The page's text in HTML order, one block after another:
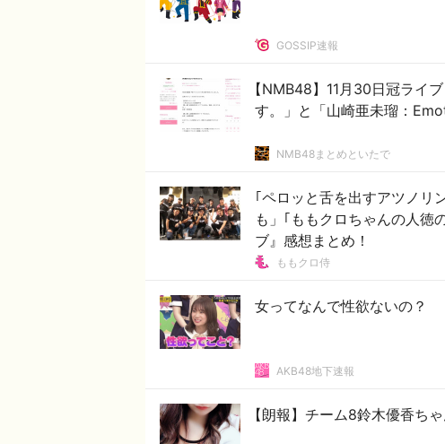
GOSSIP速報
【NMB48】11月30日冠ライ
す。」と「山崎亜未瑠：
NMB48まとめといたで
｢ペロッと舌を出すアツノリ
も」｢ももクロちゃんの人徳
ブ』感想まとめ！
ももクロ侍
女ってなんで性欲ないの？
AKB48地下速報
【朗報】チーム8鈴木優香ち